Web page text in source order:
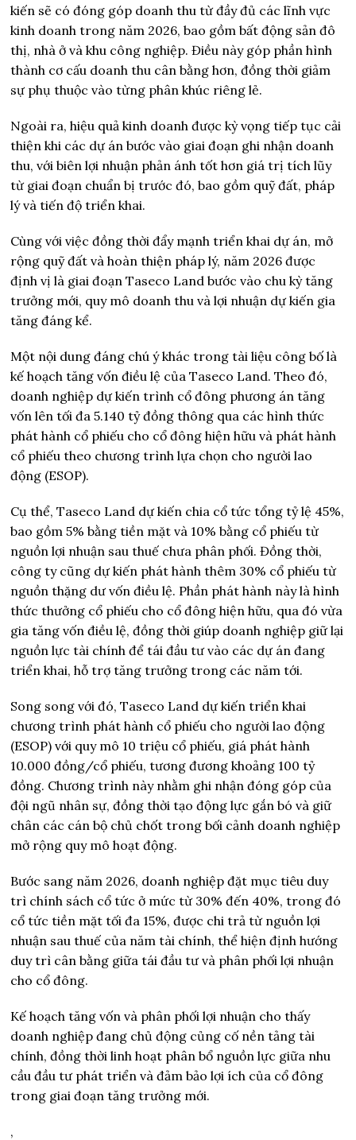
kiến sẽ có đóng góp doanh thu từ đầy đủ các lĩnh vực
kinh doanh trong năm 2026, bao gồm bất động sản đô
thị, nhà ở và khu công nghiệp. Điều này góp phần hình
thành cơ cấu doanh thu cân bằng hơn, đồng thời giảm
sự phụ thuộc vào từng phân khúc riêng lẻ.
Ngoài ra, hiệu quả kinh doanh được kỳ vọng tiếp tục cải
thiện khi các dự án bước vào giai đoạn ghi nhận doanh
thu, với biên lợi nhuận phản ánh tốt hơn giá trị tích lũy
từ giai đoạn chuẩn bị trước đó, bao gồm quỹ đất, pháp
lý và tiến độ triển khai.
Cùng với việc đồng thời đẩy mạnh triển khai dự án, mở
rộng quỹ đất và hoàn thiện pháp lý, năm 2026 được
định vị là giai đoạn Taseco Land bước vào chu kỳ tăng
trưởng mới, quy mô doanh thu và lợi nhuận dự kiến gia
tăng đáng kể.
Một nội dung đáng chú ý khác trong tài liệu công bố là
kế hoạch tăng vốn điều lệ của Taseco Land. Theo đó,
doanh nghiệp dự kiến trình cổ đông phương án tăng
vốn lên tối đa 5.140 tỷ đồng thông qua các hình thức
phát hành cổ phiếu cho cổ đông hiện hữu và phát hành
cổ phiếu theo chương trình lựa chọn cho người lao
động (ESOP).
Cụ thể, Taseco Land dự kiến chia cổ tức tổng tỷ lệ 45%,
bao gồm 5% bằng tiền mặt và 10% bằng cổ phiếu từ
nguồn lợi nhuận sau thuế chưa phân phối. Đồng thời,
công ty cũng dự kiến phát hành thêm 30% cổ phiếu từ
nguồn thặng dư vốn điều lệ. Phần phát hành này là hình
thức thưởng cổ phiếu cho cổ đông hiện hữu, qua đó vừa
gia tăng vốn điều lệ, đồng thời giúp doanh nghiệp giữ lại
nguồn lực tài chính để tái đầu tư vào các dự án đang
triển khai, hỗ trợ tăng trưởng trong các năm tới.
Song song với đó, Taseco Land dự kiến triển khai
chương trình phát hành cổ phiếu cho người lao động
(ESOP) với quy mô 10 triệu cổ phiếu, giá phát hành
10.000 đồng/cổ phiếu, tương đương khoảng 100 tỷ
đồng. Chương trình này nhằm ghi nhận đóng góp của
đội ngũ nhân sự, đồng thời tạo động lực gắn bó và giữ
chân các cán bộ chủ chốt trong bối cảnh doanh nghiệp
mở rộng quy mô hoạt động.
Bước sang năm 2026, doanh nghiệp đặt mục tiêu duy
trì chính sách cổ tức ở mức từ 30% đến 40%, trong đó
cổ tức tiền mặt tối đa 15%, được chi trả từ nguồn lợi
nhuận sau thuế của năm tài chính, thể hiện định hướng
duy trì cân bằng giữa tái đầu tư và phân phối lợi nhuận
cho cổ đông.
Kế hoạch tăng vốn và phân phối lợi nhuận cho thấy
doanh nghiệp đang chủ động củng cố nền tảng tài
chính, đồng thời linh hoạt phân bổ nguồn lực giữa nhu
cầu đầu tư phát triển và đảm bảo lợi ích của cổ đông
trong giai đoạn tăng trưởng mới.
,